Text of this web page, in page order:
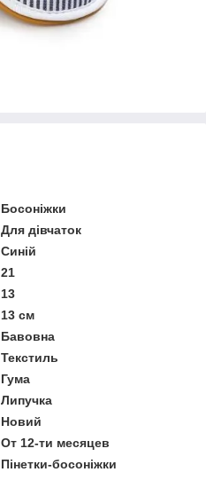
Босоніжки
Для дівчаток
Синій
21
13
13 см
Бавовна
Текстиль
Гума
Липучка
Новий
От 12-ти месяцев
Пінетки-босоніжки